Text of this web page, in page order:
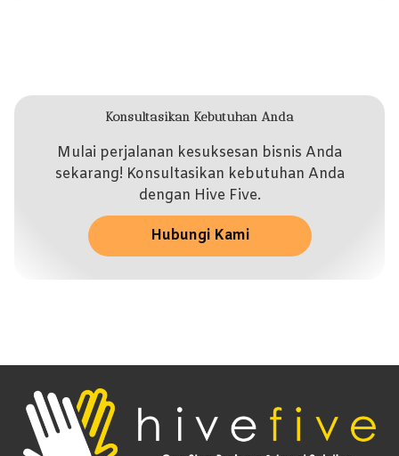
Konsultasikan Kebutuhan Anda
Mulai perjalanan kesuksesan bisnis Anda
sekarang! Konsultasikan kebutuhan Anda
dengan Hive Five.
Hubungi Kami